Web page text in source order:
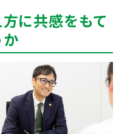
に共感をもて